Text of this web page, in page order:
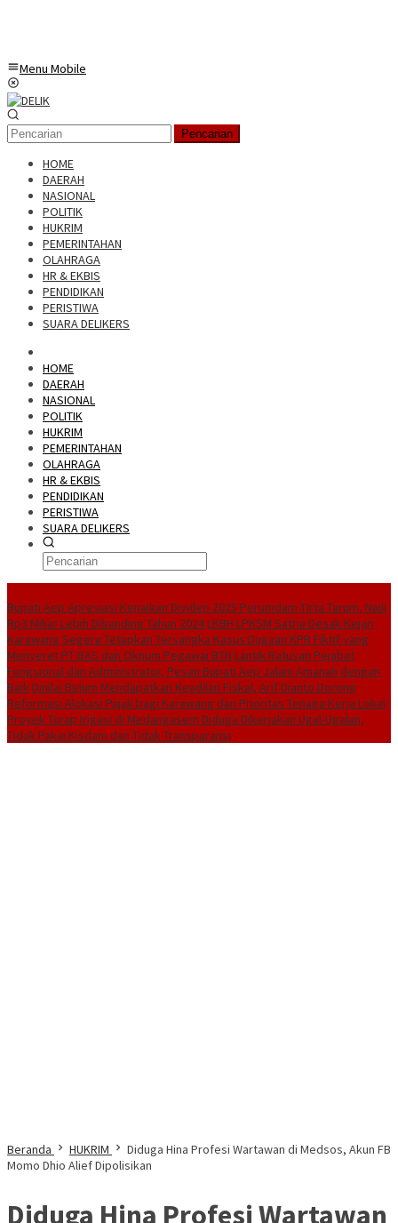
Menu Mobile
Pencarian
HOME
DAERAH
NASIONAL
POLITIK
HUKRIM
PEMERINTAHAN
OLAHRAGA
HR & EKBIS
PENDIDIKAN
PERISTIWA
SUARA DELIKERS
HOME
DAERAH
NASIONAL
POLITIK
HUKRIM
PEMERINTAHAN
OLAHRAGA
HR & EKBIS
PENDIDIKAN
PERISTIWA
SUARA DELIKERS
Bupati Aep Apresiasi Kenaikan Dividen 2025 Perumdam Tirta Tarum, Naik
Rp3 Miliar Lebih Dibanding Tahun 2024LKBH LPKSM Satria Desak Kejari
Karawang Segera Tetapkan Tersangka Kasus Dugaan KPR Fiktif yang
Menyeret PT BAS dan Oknum Pegawai BTN Lantik Ratusan Pejabat
Fungsional dan Administrator, Pesan Bupati Aep Jalani Amanah dengan
BaikDinilai Belum Mendapatkan Keadilan Fiskal, Arif Dianto Dorong
Reformasi Alokasi Pajak bagi Karawang dan Prioritas Tenaga Kerja Lokal
Proyek Turap Irigasi di Medangasem Diduga Dikerjakan Ugal-Ugalan,
Tidak Pakai Kisdam dan Tidak Transparansi
Beranda HUKRIM
Diduga Hina Profesi Wartawan di Medsos, Akun FB
Momo Dhio Alief Dipolisikan
Diduga Hina Profesi Wartawan